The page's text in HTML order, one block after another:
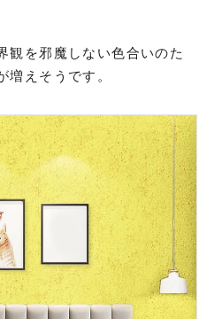
観を邪魔しない色合いのた
増えそうです。